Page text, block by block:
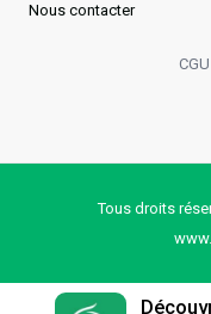
Nous contacter
CGU
Tous droits